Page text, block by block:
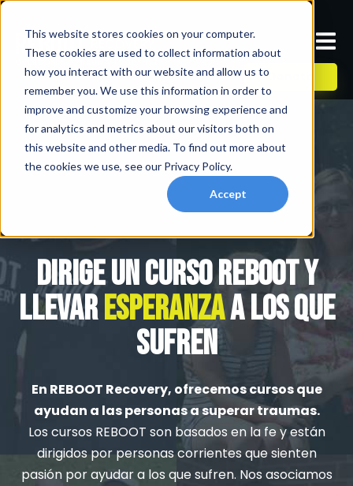
This website stores cookies on your computer.
These cookies are used to collect information about
how you interact with our website and allow us to
remember you. We use this information in order to
improve and customize your browsing experience and
for analytics and metrics about our visitors both on
this website and other media. To find out more about
the cookies we use, see our Privacy Policy.
Accept
Donate
Dirige un curso REBOOT y
llevaresperanzaa los que
sufren
En REBOOT Recovery, ofrecemos cursos que
ayudan a las personas a superar traumas.
Los cursos REBOOT son basados en la fe y están
dirigidos por personas corrientes que sienten
pasión por ayudar a los que sufren. Nos asociamos